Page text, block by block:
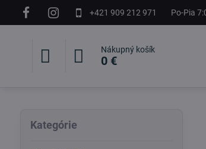
+421 909 212 971 Po-Pia
Nákupný košík
0 €
Kategórie